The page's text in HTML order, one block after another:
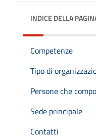
INDICE DELLA
Competenze
Tipo di
Persone che
Sede principale
Contatti